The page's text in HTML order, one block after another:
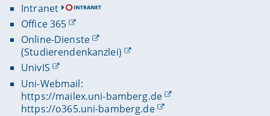
Intranet
Office 365
Online-Dienste
(Studierendenkanzlei)
UnivIS
Uni-Webmail:
https://mailex.uni-bamberg.de
https://o365.uni-bamberg.de